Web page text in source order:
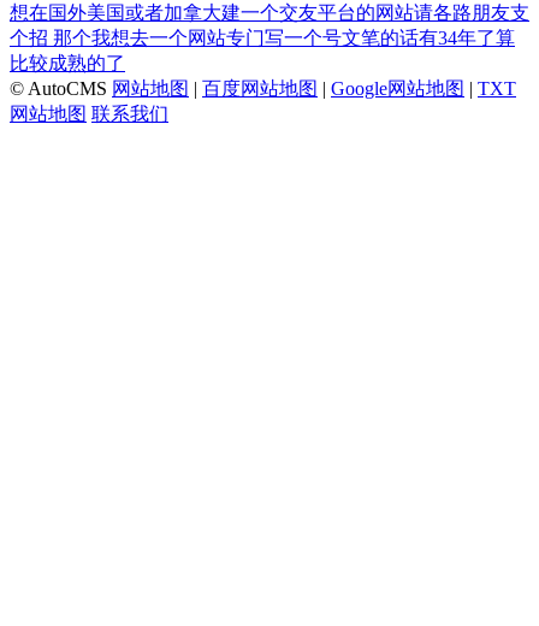
想在国外美国或者加拿大建一个交友平台的网站请各路朋友支
个招 那个我想去一个网站专门写一个号文笔的话有34年了算
比较成熟的了
© AutoCMS 网站地图 | 百度网站地图 | Google网站地图 | TXT
网站地图 联系我们